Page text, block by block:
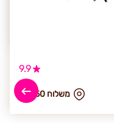
9.9
₪ משלוח 150